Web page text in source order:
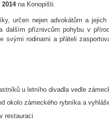
na Konopišti.
určen nejen advokátům a
dalším příznivcům pohybu v
svými rodinami a přáteli
u letního divadla vedle
okolo zámeckého rybníka a
restauraci